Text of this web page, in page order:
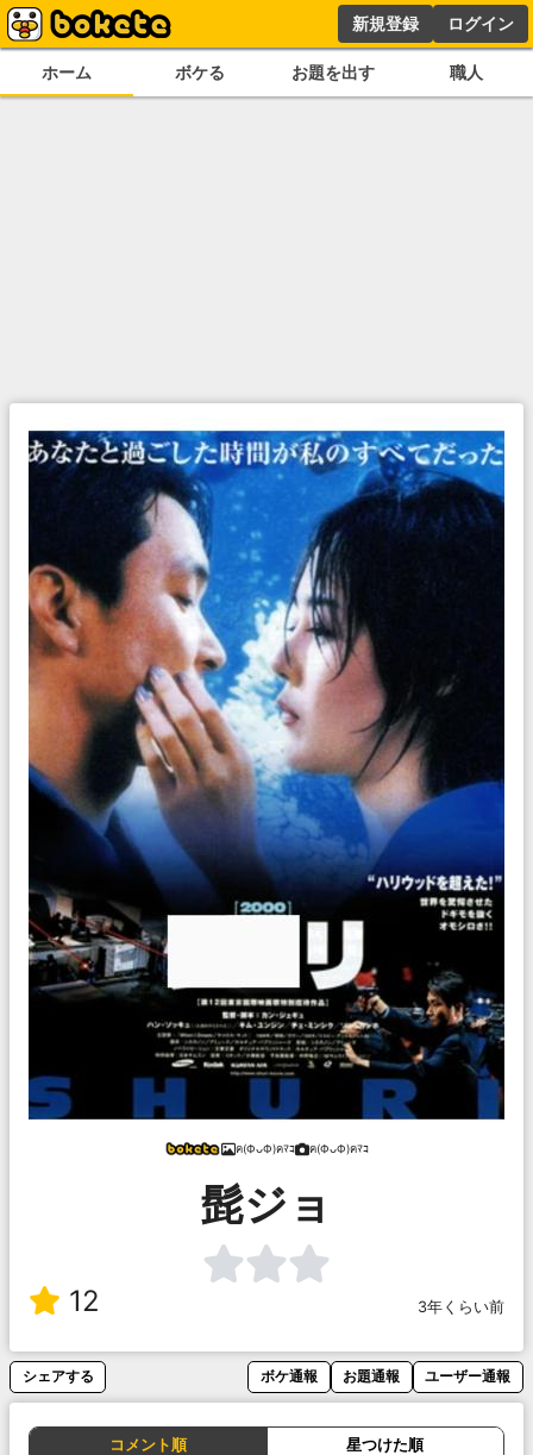
新規登録 ログイン
ホーム ボケる お題を出す 職人
ฅ(ФᴗФ)ฅﾏｺ ฅ(ФᴗФ)ฅﾏｺ
髭ジョ
12 3年くらい前
シェアする ボケ通報 お題通報 ユーザー通報
コメント順 星つけた順